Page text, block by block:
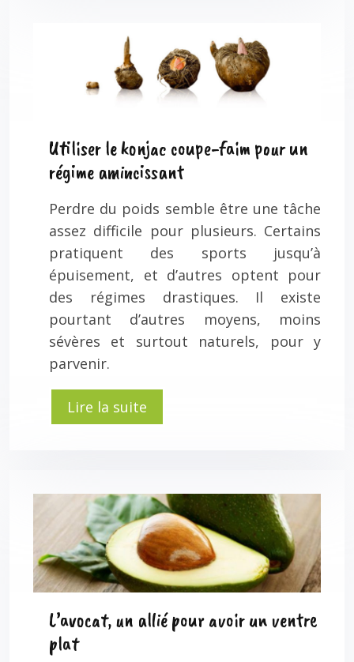
Utiliser le konjac coupe-faim pour un
régime amincissant
Perdre du poids semble être une tâche
assez difficile pour plusieurs. Certains
pratiquent des sports jusqu’à
épuisement, et d’autres optent pour
des régimes drastiques. Il existe
pourtant d’autres moyens, moins
sévères et surtout naturels, pour y
parvenir.
Lire la suite
L’avocat, un allié pour avoir un ventre
plat